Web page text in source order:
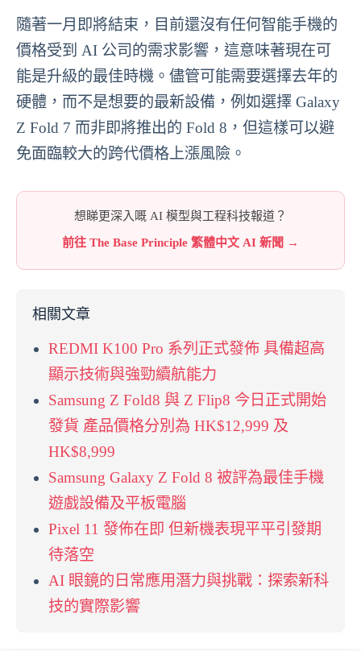
隨著一月即將結束，目前還沒有任何智能手機的
價格受到 AI 公司的需求影響，這意味著現在可
能是升級的最佳時機。儘管可能需要選擇去年的
硬體，而不是想要的最新設備，例如選擇 Galaxy
Z Fold 7 而非即將推出的 Fold 8，但這樣可以避
免面臨較大的跨代價格上漲風險。
想睇更深入嘅 AI 模型與工程科技報道？
前往 The Base Principle 繁體中文 AI 新聞 →
相關文章
REDMI K100 Pro 系列正式發佈 具備超高
顯示技術與強勁續航能力
Samsung Z Fold8 與 Z Flip8 今日正式開始
發貨 產品價格分別為 HK$12,999 及
HK$8,999
Samsung Galaxy Z Fold 8 被評為最佳手機
遊戲設備及平板電腦
Pixel 11 發佈在即 但新機表現平平引發期
待落空
AI 眼鏡的日常應用潛力與挑戰：探索新科
技的實際影響